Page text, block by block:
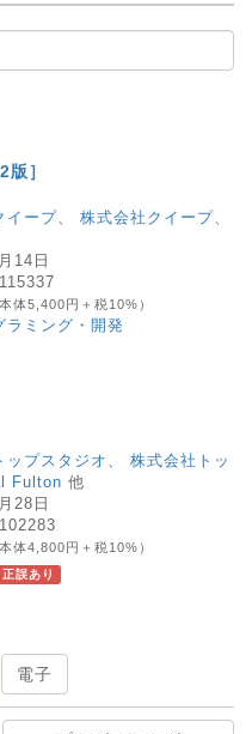
］
イープ 株式会社クイープ
14日
本体5,400円＋税10%）
ラミング・開発
ップスタジオ
株式会社トッ
Fulton 他
28日
本体4,800円＋税10%）
誤あり
電子